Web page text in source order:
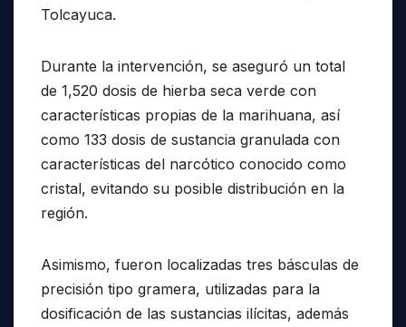
Tolcayuca.
Durante la intervención, se aseguró un total
de 1,520 dosis de hierba seca verde con
características propias de la marihuana, así
como 133 dosis de sustancia granulada con
características del narcótico conocido como
cristal, evitando su posible distribución en la
región.
Asimismo, fueron localizadas tres básculas de
precisión tipo gramera, utilizadas para la
dosificación de las sustancias ilícitas, además